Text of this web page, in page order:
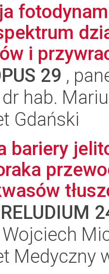
i
29 ,
hab.
Gdański
bariery
Medyczny